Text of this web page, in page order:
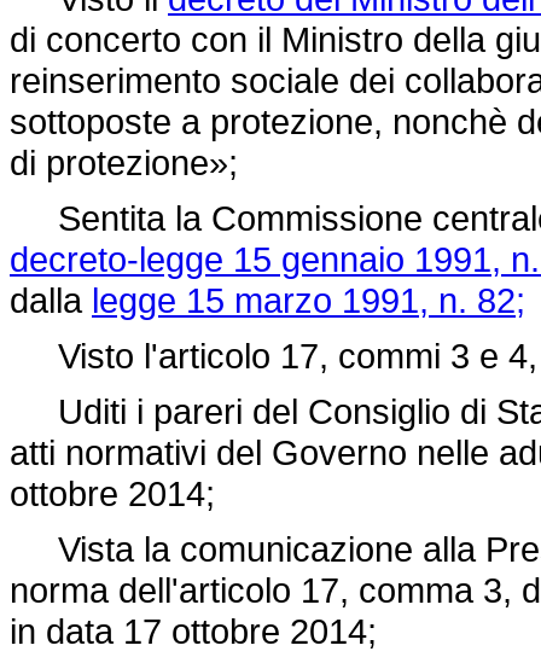
di concerto con il Ministro della
reinserimento sociale dei
sottoposte a protezione, nonchè
di protezione»;
Sentita la Commissione
decreto-legge 15 gennaio 1991,
dalla legge 15 marzo 1991, n. 82;
Visto l'articolo 17, commi 3 e
Uditi i pareri del Consiglio di
atti normativi del Governo nelle
ottobre 2014;
Vista la comunicazione alla
norma dell'articolo 17, comma 3,
in data 17 ottobre 2014;